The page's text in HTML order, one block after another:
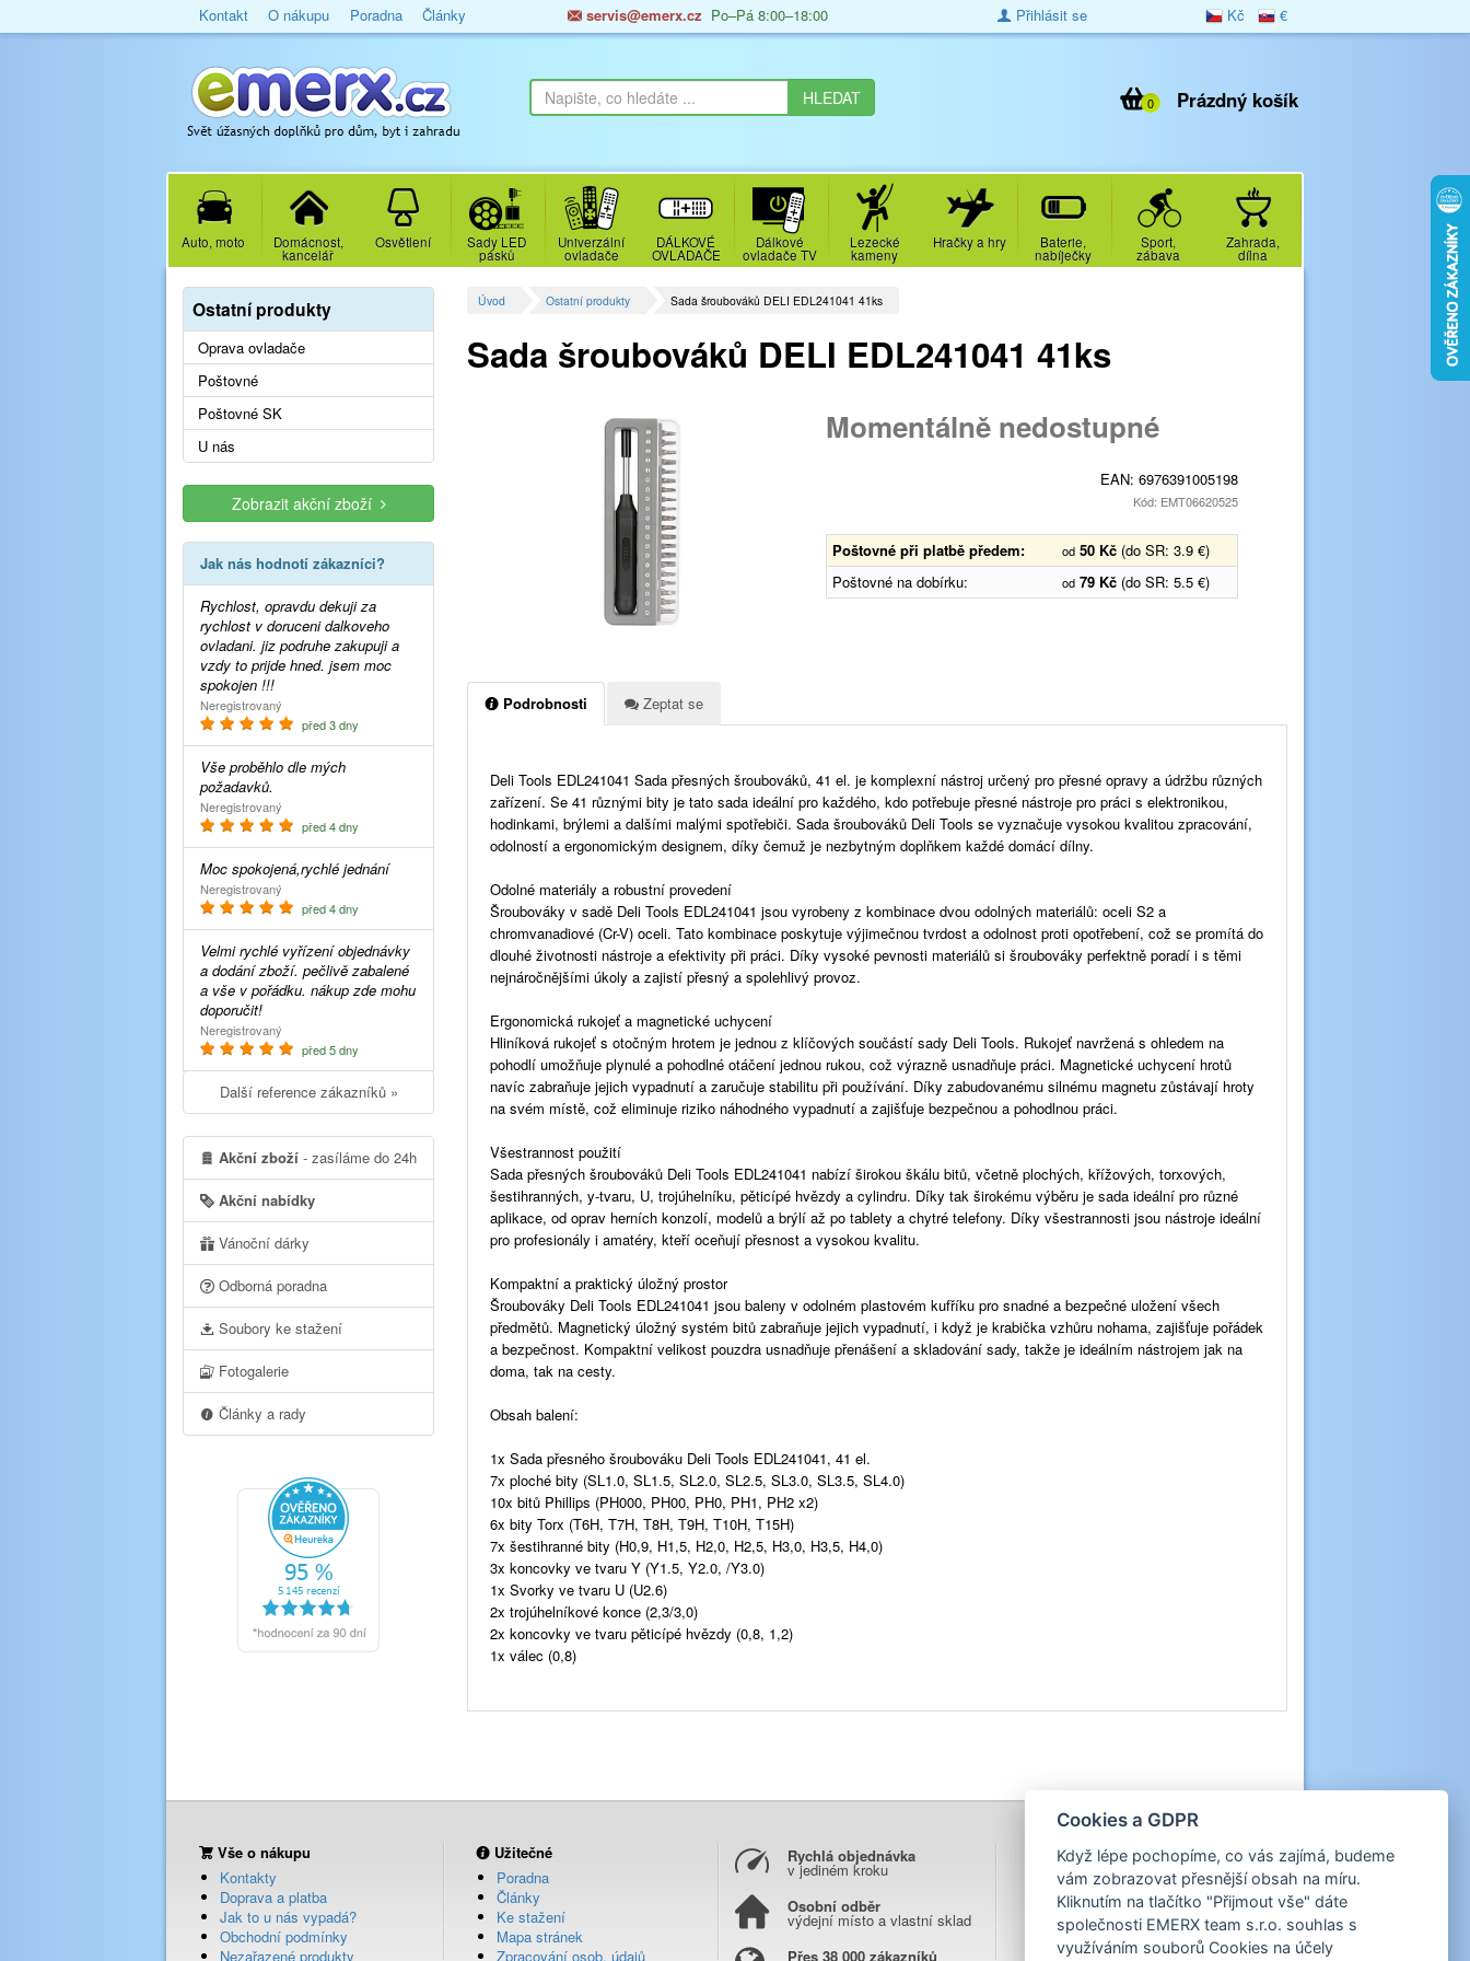
Kontakt O nákupu Poradna Články servis@emerx.cz Po–Pá 8:00–18:00 Kč €
Přihlásit se
Prázdný košík
0
Auto, moto Domácnost,
kancelář
Osvětlení Sady LED
pásků
Univerzální
ovladače
DÁLKOVÉ
OVLADAČE
Dálkové
ovladače TV
Lezecké
kameny
Hračky a hry Baterie,
nabíječky
Sport,
zábava
Zahrada,
dílna
Úvod Ostatní produkty Sada šroubováků DELI EDL241041 41ks
Sada šroubováků DELI EDL241041 41ks
Momentálně nedostupné
EAN: 6976391005198
Kód: EMT06620525
Poštovné při platbě předem: od 50 Kč (do SR: 3.9 €)
Poštovné na dobírku:
od 79 Kč (do SR: 5.5 €)
Podrobnosti Zeptat se
Deli Tools EDL241041 Sada přesných šroubováků, 41 el. je komplexní nástroj určený pro přesné opravy a údržbu různých
zařízení. Se 41 různými bity je tato sada ideální pro každého, kdo potřebuje přesné nástroje pro práci s elektronikou,
hodinkami, brýlemi a dalšími malými spotřebiči. Sada šroubováků Deli Tools se vyznačuje vysokou kvalitou zpracování,
odolností a ergonomickým designem, díky čemuž je nezbytným doplňkem každé domácí dílny.
Odolné materiály a robustní provedení
Šroubováky v sadě Deli Tools EDL241041 jsou vyrobeny z kombinace dvou odolných materiálů: oceli S2 a
chromvanadiové (Cr-V) oceli. Tato kombinace poskytuje výjimečnou tvrdost a odolnost proti opotřebení, což se promítá do
dlouhé životnosti nástroje a efektivity při práci. Díky vysoké pevnosti materiálů si šroubováky perfektně poradí i s těmi
nejnáročnějšími úkoly a zajistí přesný a spolehlivý provoz.
Ergonomická rukojeť a magnetické uchycení
Hliníková rukojeť s otočným hrotem je jednou z klíčových součástí sady Deli Tools. Rukojeť navržená s ohledem na
pohodlí umožňuje plynulé a pohodlné otáčení jednou rukou, což výrazně usnadňuje práci. Magnetické uchycení hrotů
navíc zabraňuje jejich vypadnutí a zaručuje stabilitu při používání. Díky zabudovanému silnému magnetu zůstávají hroty
na svém místě, což eliminuje riziko náhodného vypadnutí a zajišťuje bezpečnou a pohodlnou práci.
Všestrannost použití
Sada přesných šroubováků Deli Tools EDL241041 nabízí širokou škálu bitů, včetně plochých, křížových, torxových,
šestihranných, y-tvaru, U, trojúhelníku, pěticípé hvězdy a cylindru. Díky tak širokému výběru je sada ideální pro různé
aplikace, od oprav herních konzolí, modelů a brýlí až po tablety a chytré telefony. Díky všestrannosti jsou nástroje ideální
pro profesionály i amatéry, kteří oceňují přesnost a vysokou kvalitu.
Kompaktní a praktický úložný prostor
Šroubováky Deli Tools EDL241041 jsou baleny v odolném plastovém kufříku pro snadné a bezpečné uložení všech
předmětů. Magnetický úložný systém bitů zabraňuje jejich vypadnutí, i když je krabička vzhůru nohama, zajišťuje pořádek
a bezpečnost. Kompaktní velikost pouzdra usnadňuje přenášení a skladování sady, takže je ideálním nástrojem jak na
doma, tak na cesty.
Obsah balení:
1x Sada přesného šroubováku Deli Tools EDL241041, 41 el.
7x ploché bity (SL1.0, SL1.5, SL2.0, SL2.5, SL3.0, SL3.5, SL4.0)
10x bitů Phillips (PH000, PH00, PH0, PH1, PH2 x2)
6x bity Torx (T6H, T7H, T8H, T9H, T10H, T15H)
7x šestihranné bity (H0,9, H1,5, H2,0, H2,5, H3,0, H3,5, H4,0)
3x koncovky ve tvaru Y (Y1.5, Y2.0, /Y3.0)
1x Svorky ve tvaru U (U2.6)
2x trojúhelníkové konce (2,3/3,0)
2x koncovky ve tvaru pěticípé hvězdy (0,8, 1,2)
1x válec (0,8)
Ostatní produkty
Oprava ovladače
Poštovné
Poštovné SK
U nás
Zobrazit akční zboží
Jak nás hodnotí zákazníci?
Rychlost, opravdu dekuji za
rychlost v doruceni dalkoveho
ovladani. jiz podruhe zakupuji a
vzdy to prijde hned. jsem moc
spokojen !!!
Neregistrovaný
před 3 dny
Vše proběhlo dle mých
požadavků.
Neregistrovaný
před 4 dny
Moc spokojená,rychlé jednání
Neregistrovaný
před 4 dny
Velmi rychlé vyřízení objednávky
a dodání zboží. pečlivě zabalené
a vše v pořádku. nákup zde mohu
doporučit!
Neregistrovaný
před 5 dny
Další reference zákazníků »
Akční zboží - zasíláme do 24h
Akční nabídky
Vánoční dárky
Odborná poradna
Soubory ke stažení
Fotogalerie
Články a rady
Vše o nákupu
Kontakty
Doprava a platba
Jak to u nás vypadá?
Obchodní podmínky
Nezařazené produkty
Užitečné
Poradna
Články
Ke stažení
Mapa stránek
Zpracování osob. údajů
Rychlá objednávka
v jediném kroku
Osobní odběr
výdejní místo a vlastní sklad
Přes 38 000 zákazníků
Cookies a GDPR
Když lépe pochopíme, co vás zajímá, budeme
vám zobrazovat přesnější obsah na míru.
Kliknutím na tlačítko "Přijmout vše" dáte
společnosti EMERX team s.r.o. souhlas s
využíváním souborů Cookies na účely